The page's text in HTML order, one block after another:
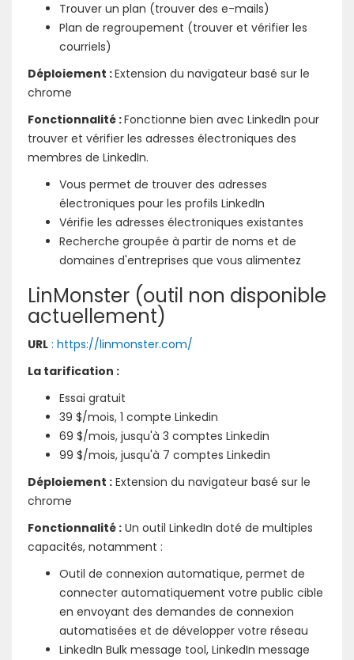
Trouver un plan (trouver des e-mails)
Plan de regroupement (trouver et vérifier les
courriels)
Déploiement :Extension du navigateur basé sur le
chrome
Fonctionnalité :Fonctionne bien avec LinkedIn pour
trouver et vérifier les adresses électroniques des
membres de LinkedIn.
Vous permet de trouver des adresses
électroniques pour les profils LinkedIn
Vérifie les adresses électroniques existantes
Recherche groupée à partir de noms et de
domaines d'entreprises que vous alimentez
LinMonster (outil non disponible
actuellement)
URL : https://linmonster.com/
La tarification :
Essai gratuit
39 $/mois, 1 compte Linkedin
69 $/mois, jusqu'à 3 comptes Linkedin
99 $/mois, jusqu'à 7 comptes Linkedin
Déploiement : Extension du navigateur basé sur le
chrome
Fonctionnalité : Un outil LinkedIn doté de multiples
capacités, notamment :
Outil de connexion automatique, permet de
connecter automatiquement votre public cible
en envoyant des demandes de connexion
automatisées et de développer votre réseau
LinkedIn Bulk message tool, LinkedIn message